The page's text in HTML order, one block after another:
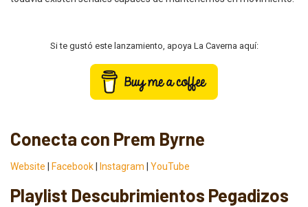
Si te gustó este lanzamiento, apoya La Caverna aquí:
Conecta con Prem Byrne
Website Facebook Instagram YouTube
Playlist Descubrimientos Pegadizos